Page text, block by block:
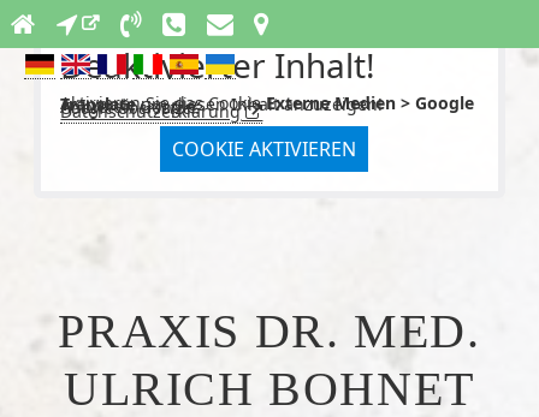
Deaktivierter Inhalt!
Aktivieren Sie das Cookie
Externe Medien > Google Translateum diesen Inhalt anzuzeigen!
Anbieter: Google
Google Übersetzer.
Datenschutzerklärung
COOKIE AKTIVIEREN
PRAXIS DR. MED.
ULRICH BOHNET